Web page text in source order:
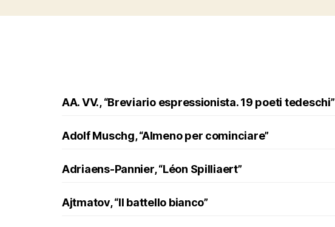
AA. VV., “Breviario espressionista. 19 poeti tedeschi”
Adolf Muschg, “Almeno per cominciare”
Adriaens-Pannier, “Léon Spilliaert”
Ajtmatov, “Il battello bianco”